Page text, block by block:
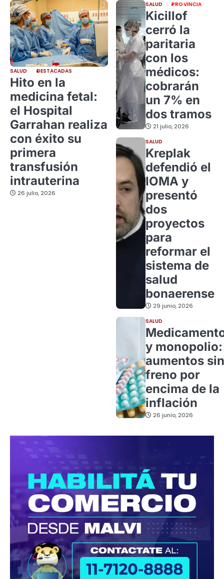
SALUD DESTACADAS
Hito en la
medicina fetal:
el Hospital
Garrahan realiza
con éxito su
primera
transfusión
intrauterina
26 julio, 2026
SALUD PROVINCIA
Kicillof
cerró la
paritaria
con los
médicos:
cobrarán
un 7% en
dos tramos
21 julio, 2026
SALUD
Kreplak
defendió el
IOMA y
presentó
dos
proyectos
para
reformar el
sistema de
salud
bonaerense
29 junio, 2026
SALUD
y monopolio:
aumentos sin
freno por
encima de la
inflación
26 junio, 2026